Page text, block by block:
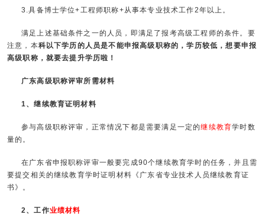
3.具备博士学位+工程师职称+从事本专业技术工作2年以上。
满足上述基础条件之一的人员，即满足了报考高级工程师的条件。要
注意，本科以下学历的人员是不能申报高级职称的，学历较低，想要申报
高级职称，就要去提升学历啦！
广东高级职称评审所需材料
1、继续教育证明材料
参与高级职称评审，正常情况下都是需要满足一定的继续教育学时数
量的。
在广东省申报职称评审一般要完成90个继续教育学时的任务，并且需
要提交相关的继续教育学时证明材料《广东省专业技术人员继续教育证
书》。
2、工作业绩材料